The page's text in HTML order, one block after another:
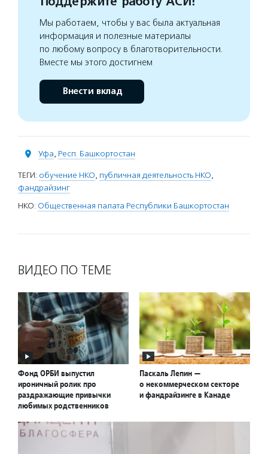
Мы работаем, чтобы у вас была актуальная
информация и полезные материалы
по любому вопросу в благотворительности.
Вместе мы этого достигнем
Внести вклад
Уфа, Респ. Башкортостан
ТЕГИ: обучение НКО, публичная деятельность НКО,
фандрайзинг
НКО: Общественная палата Республики Башкортостан
ВИДЕО ПО ТЕМЕ
Фонд ОРБИ выпустил
ироничный ролик про
раздражающие привычки
любимых родственников
Паскаль Лепин —
о некоммерческом секторе
и фандрайзинге в Канаде